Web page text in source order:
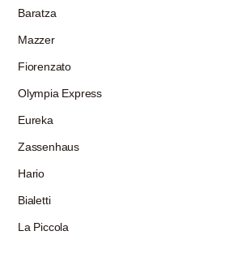
Baratza
Mazzer
Fiorenzato
Olympia Express
Eureka
Zassenhaus
Hario
Bialetti
La Piccola